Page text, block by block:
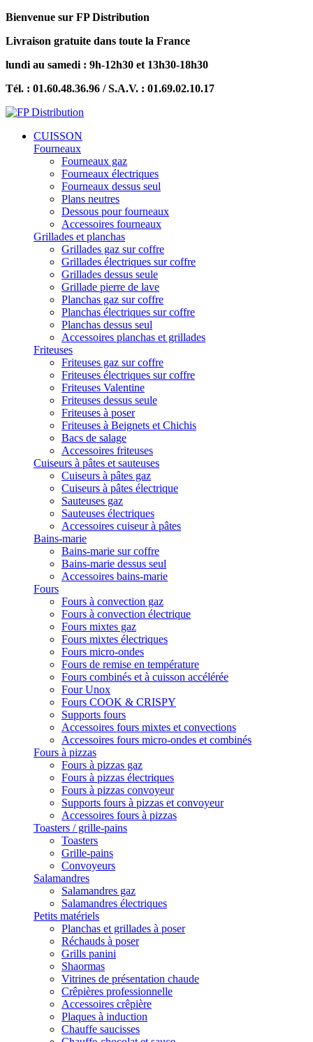
Bienvenue sur FP Distribution
Livraison gratuite dans toute la France
lundi au samedi : 9h-12h30 et 13h30-18h30
Tél. : 01.60.48.36.96 / S.A.V. : 01.69.02.10.17
CUISSON
Fourneaux
Fourneaux gaz
Fourneaux électriques
Fourneaux dessus seul
Plans neutres
Dessous pour fourneaux
Accessoires fourneaux
Grillades et planchas
Grillades gaz sur coffre
Grillades électriques sur coffre
Grillades dessus seule
Grillade pierre de lave
Planchas gaz sur coffre
Planchas électriques sur coffre
Planchas dessus seul
Accessoires planchas et grillades
Friteuses
Friteuses gaz sur coffre
Friteuses électriques sur coffre
Friteuses Valentine
Friteuses dessus seule
Friteuses à poser
Friteuses à Beignets et Chichis
Bacs de salage
Accessoires friteuses
Cuiseurs à pâtes et sauteuses
Cuiseurs à pâtes gaz
Cuiseurs à pâtes électrique
Sauteuses gaz
Sauteuses électriques
Accessoires cuiseur à pâtes
Bains-marie
Bains-marie sur coffre
Bains-marie dessus seul
Accessoires bains-marie
Fours
Fours à convection gaz
Fours à convection électrique
Fours mixtes gaz
Fours mixtes électriques
Fours micro-ondes
Fours de remise en température
Fours combinés et à cuisson accélérée
Four Unox
Fours COOK & CRISPY
Supports fours
Accessoires fours mixtes et convections
Accessoires fours micro-ondes et combinés
Fours à pizzas
Fours à pizzas gaz
Fours à pizzas électriques
Fours à pizzas convoyeur
Supports fours à pizzas et convoyeur
Accessoires fours à pizzas
Toasters / grille-pains
Toasters
Grille-pains
Convoyeurs
Salamandres
Salamandres gaz
Salamandres électriques
Petits matériels
Planchas et grillades à poser
Réchauds à poser
Grills panini
Shaormas
Vitrines de présentation chaude
Crêpières professionnelle
Accessoires crêpière
Plaques à induction
Chauffe saucisses